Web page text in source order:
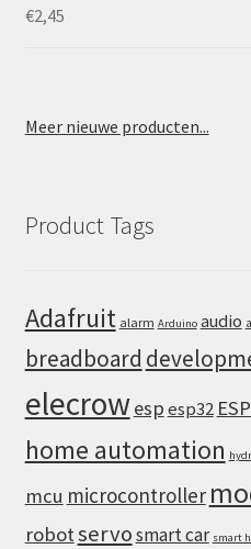
€2,45
Meer nieuwe producten...
Product Tags
Adafruit alarm Arduino audio
breadboard
elecrowespesp32
home automation
mcu microcontroller
robotservosmart car smart